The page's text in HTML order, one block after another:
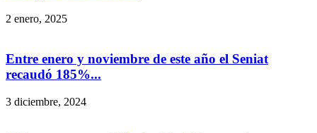
2 enero, 2025
Entre enero y noviembre de este año el Seniat
recaudó 185%...
3 diciembre, 2024